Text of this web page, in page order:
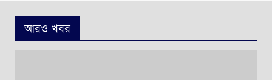
আরও খবর